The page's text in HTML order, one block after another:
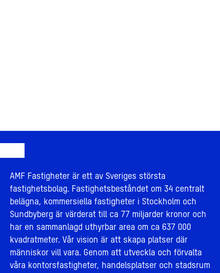
AMF Fastigheter är ett av Sveriges största
fastighetsbolag. Fastighetsbeståndet om 34 centralt
belägna, kommersiella fastigheter i Stockholm och
Sundbyberg är värderat till ca 77 miljarder kronor och
har en sammanlagd uthyrbar area om ca 637 000
kvadratmeter. Vår vision är att skapa platser där
människor vill vara. Genom att utveckla och förvalta
våra kontorsfastigheter, handelsplatser och stadsrum